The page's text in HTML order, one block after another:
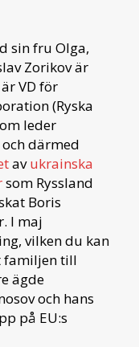
sin fru Olga,
Zorikov är
VD för
(Ryska
leder
därmed
avukrainska
som Ryssland
Boris
I maj
vilken du kan
familjen till
ägde
och hans
på EU:s